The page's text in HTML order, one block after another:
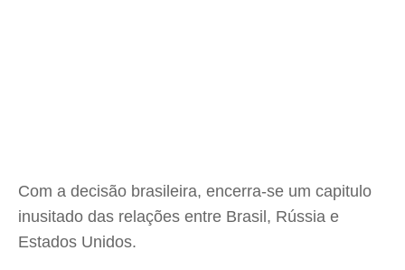
Com a decisão brasileira, encerra-se um capitulo
inusitado das relações entre Brasil, Rússia e
Estados Unidos.